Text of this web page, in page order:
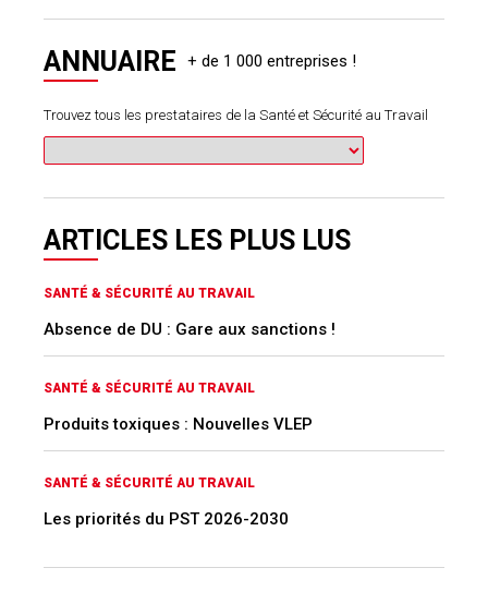
ANNUAIRE
Trouvez tous les prestataires de la Santé et Sécurité au Travail
ARTICLES LES PLUS LUS
SANTÉ & SÉCURITÉ AU TRAVAIL
Absence de DU : Gare aux sanctions !
SANTÉ & SÉCURITÉ AU TRAVAIL
Produits toxiques : Nouvelles VLEP
SANTÉ & SÉCURITÉ AU TRAVAIL
Les priorités du PST 2026-2030